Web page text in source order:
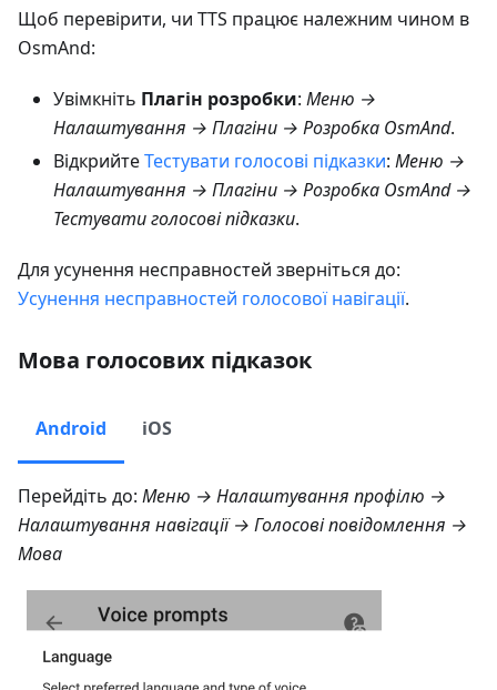
Щоб перевірити, чи TTS працює належним чином в
OsmAnd:
Увімкніть Плагін розробки: Меню →
Налаштування → Плагіни → Розробка OsmAnd.
ВідкрийтеТестувати голосові підказки: Меню →
Налаштування → Плагіни → Розробка OsmAnd →
Тестувати голосові підказки.
Для усунення несправностей зверніться до:
Усунення несправностей голосової навігації.
Мова голосових підказок
Android iOS
Перейдіть до: Меню → Налаштування профілю →
Налаштування навігації → Голосові повідомлення →
Мова